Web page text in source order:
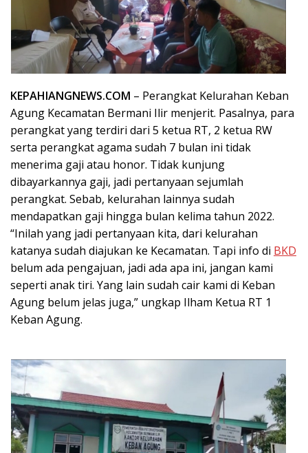
KEPAHIANGNEWS.COM – Perangkat Kelurahan Keban
Agung Kecamatan Bermani Ilir menjerit. Pasalnya, para
perangkat yang terdiri dari 5 ketua RT, 2 ketua RW
serta perangkat agama sudah 7 bulan ini tidak
menerima gaji atau honor. Tidak kunjung
dibayarkannya gaji, jadi pertanyaan sejumlah
perangkat. Sebab, kelurahan lainnya sudah
mendapatkan gaji hingga bulan kelima tahun 2022.
“Inilah yang jadi pertanyaan kita, dari kelurahan
katanya sudah diajukan ke Kecamatan. Tapi info di BKD
belum ada pengajuan, jadi ada apa ini, jangan kami
seperti anak tiri. Yang lain sudah cair kami di Keban
Agung belum jelas juga,” ungkap Ilham Ketua RT 1
Keban Agung.